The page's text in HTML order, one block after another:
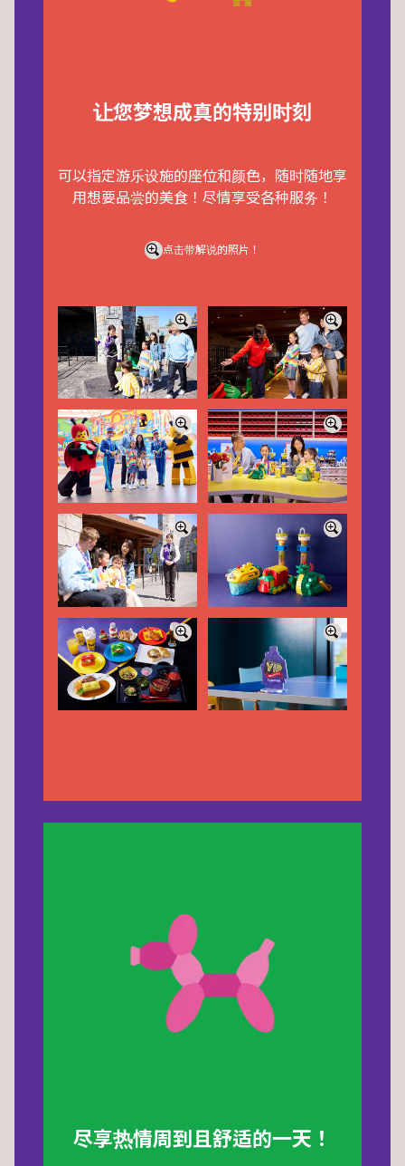
让您梦想成真的特别时刻
可以指定游乐设施的座位和颜色，随时随地享
用想要品尝的美食！尽情享受各种服务！
点击带解说的照片！
尽享热情周到且舒适的一天！